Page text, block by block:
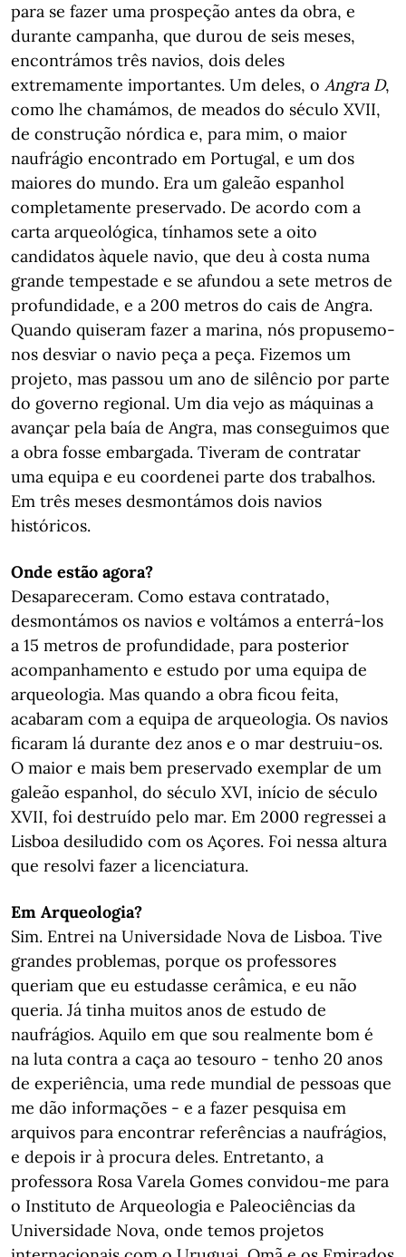
para se fazer uma prospeção antes da obra, e
durante campanha, que durou de seis meses,
encontrámos três navios, dois deles
extremamente importantes. Um deles, o Angra D,
como lhe chamámos, de meados do século XVII,
de construção nórdica e, para mim, o maior
naufrágio encontrado em Portugal, e um dos
maiores do mundo. Era um galeão espanhol
completamente preservado. De acordo com a
carta arqueológica, tínhamos sete a oito
candidatos àquele navio, que deu à costa numa
grande tempestade e se afundou a sete metros de
profundidade, e a 200 metros do cais de Angra.
Quando quiseram fazer a marina, nós propusemo-
nos desviar o navio peça a peça. Fizemos um
projeto, mas passou um ano de silêncio por parte
do governo regional. Um dia vejo as máquinas a
avançar pela baía de Angra, mas conseguimos que
a obra fosse embargada. Tiveram de contratar
uma equipa e eu coordenei parte dos trabalhos.
Em três meses desmontámos dois navios
históricos.
Onde estão agora?
Desapareceram. Como estava contratado,
desmontámos os navios e voltámos a enterrá-los
a 15 metros de profundidade, para posterior
acompanhamento e estudo por uma equipa de
arqueologia. Mas quando a obra ficou feita,
acabaram com a equipa de arqueologia. Os navios
ficaram lá durante dez anos e o mar destruiu-os.
O maior e mais bem preservado exemplar de um
galeão espanhol, do século XVI, início de século
XVII, foi destruído pelo mar. Em 2000 regressei a
Lisboa desiludido com os Açores. Foi nessa altura
que resolvi fazer a licenciatura.
Em Arqueologia?
Sim. Entrei na Universidade Nova de Lisboa. Tive
grandes problemas, porque os professores
queriam que eu estudasse cerâmica, e eu não
queria. Já tinha muitos anos de estudo de
naufrágios. Aquilo em que sou realmente bom é
na luta contra a caça ao tesouro - tenho 20 anos
de experiência, uma rede mundial de pessoas que
me dão informações - e a fazer pesquisa em
arquivos para encontrar referências a naufrágios,
e depois ir à procura deles. Entretanto, a
professora Rosa Varela Gomes convidou-me para
o Instituto de Arqueologia e Paleociências da
Universidade Nova, onde temos projetos